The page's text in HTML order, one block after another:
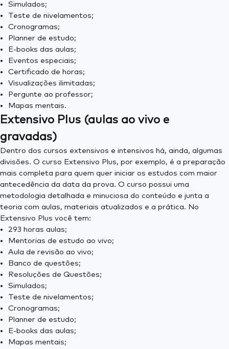
Simulados;
Teste de nivelamentos;
Cronogramas;
Planner de estudo;
E-books das aulas;
Eventos especiais;
Certificado de horas;
Visualizações ilimitadas;
Pergunte ao professor;
Mapas mentais.
Extensivo Plus (aulas ao vivo e
gravadas)
Dentro dos cursos extensivos e intensivos há, ainda, algumas
divisões. O curso Extensivo Plus, por exemplo, é a preparação
mais completa para quem quer iniciar os estudos com maior
antecedência da data da prova. O curso possui uma
metodologia detalhada e minuciosa do conteúdo e junta a
teoria com aulas, materiais atualizados e a prática. No
Extensivo Plus você tem:
293 horas aulas;
Mentorias de estudo ao vivo;
Aula de revisão ao vivo;
Banco de questões;
Resoluções de Questões;
Simulados;
Teste de nivelamentos;
Cronogramas;
Planner de estudo;
E-books das aulas;
Mapas mentais;